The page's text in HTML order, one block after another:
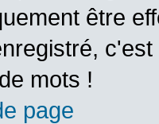
être
mots !
page